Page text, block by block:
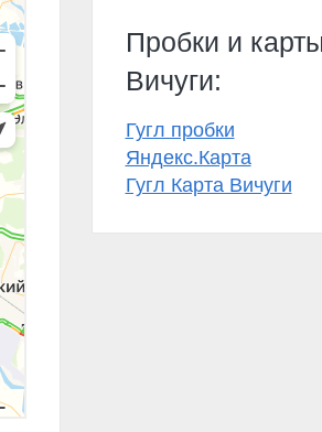
Пробки и
Вичуги:
Гугл пробки
Яндекс.Карта
Гугл Карта Вичуги